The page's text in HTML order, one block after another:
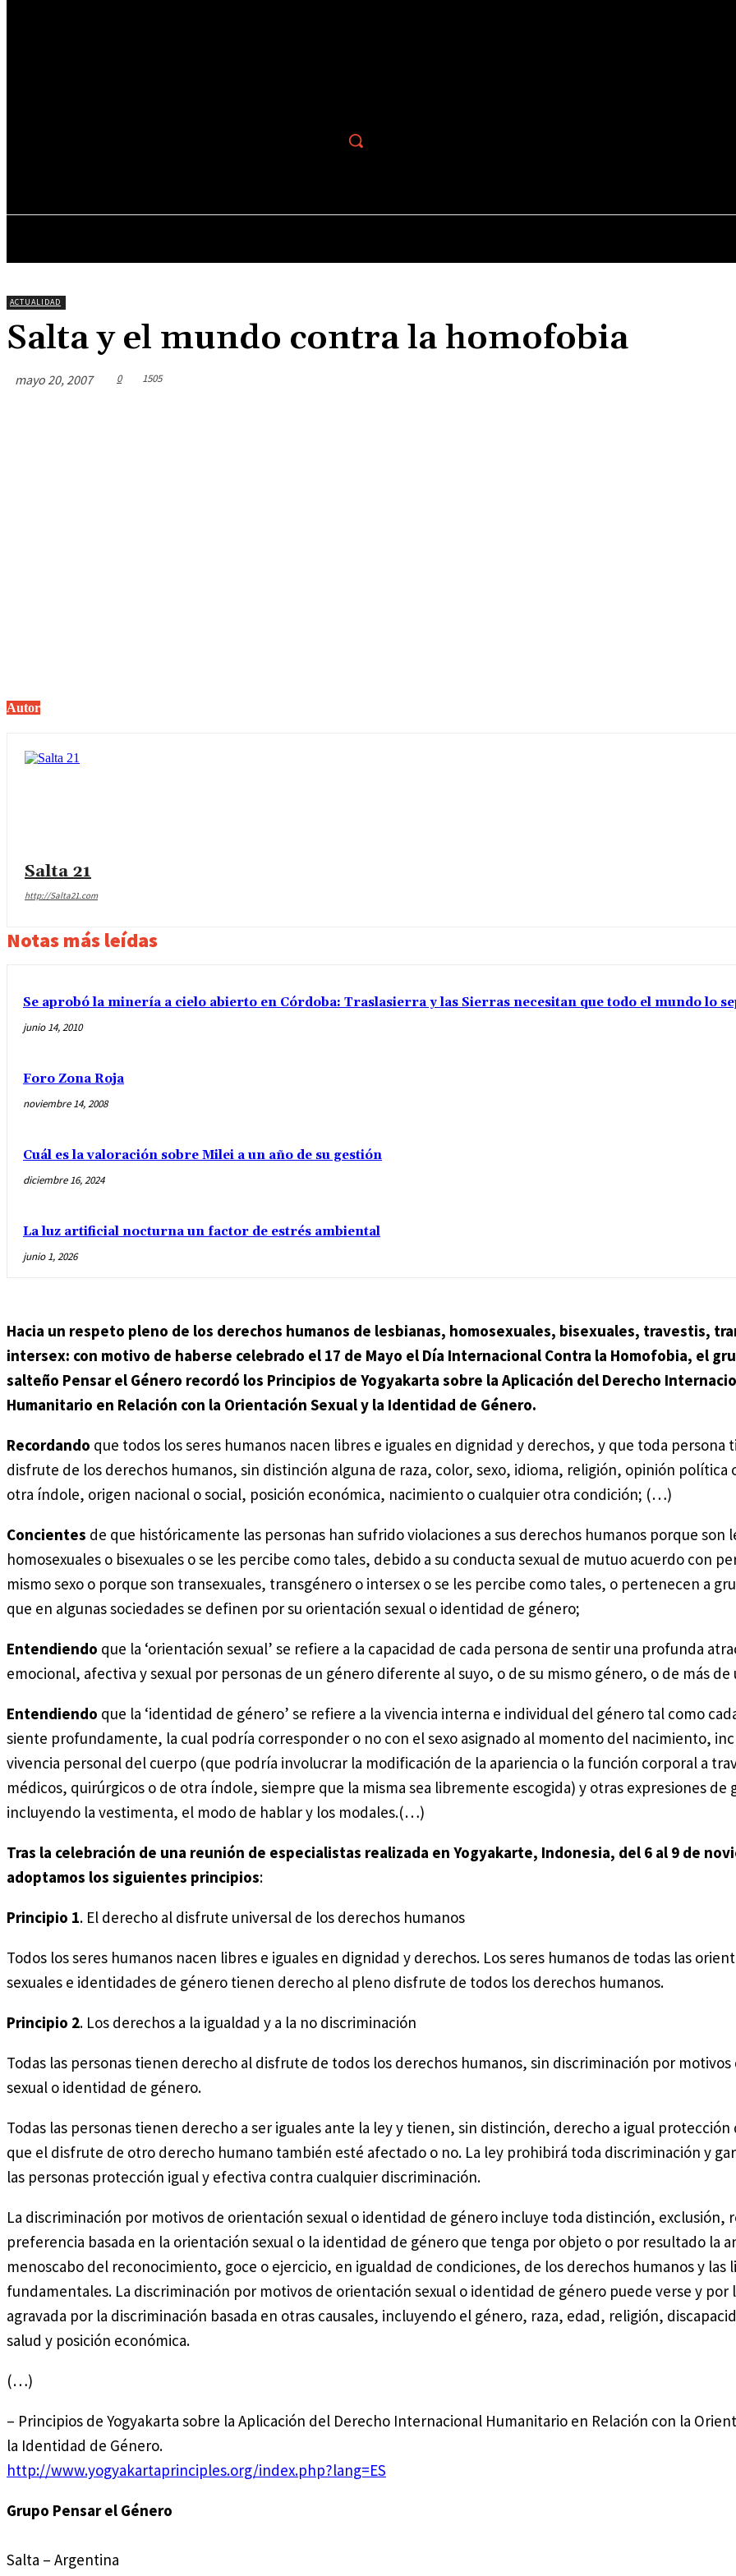
ACTUALIDAD
Salta y el mundo contra la homofobia
mayo 20, 2007 0 1505
Autor
Salta 21
http://Salta21.com
Notas más leídas
Se aprobó la minería a cielo abierto en Córdoba: Traslasierra y las Sierras necesitan que todo el mundo lo
junio 14, 2010
Foro Zona Roja
noviembre 14, 2008
Cuál es la valoración sobre Milei a un año de su gestión
diciembre 16, 2024
La luz artificial nocturna un factor de estrés ambiental
junio 1, 2026
Hacia un respeto pleno de los derechos humanos de lesbianas, homosexuales, bisexuales, travestis,
intersex: con motivo de haberse celebrado el 17 de Mayo el Día Internacional Contra la Homofobia, el
salteño Pensar el Género recordó los Principios de Yogyakarta sobre la Aplicación del Derecho
Humanitario en Relación con la Orientación Sexual y la Identidad de Género.
Recordando que todos los seres humanos nacen libres e iguales en dignidad y derechos, y que toda persona
disfrute de los derechos humanos, sin distinción alguna de raza, color, sexo, idioma, religión, opinión política
otra índole, origen nacional o social, posición económica, nacimiento o cualquier otra condición; (…)
Concientes de que históricamente las personas han sufrido violaciones a sus derechos humanos porque son
homosexuales o bisexuales o se les percibe como tales, debido a su conducta sexual de mutuo acuerdo con
mismo sexo o porque son transexuales, transgénero o intersex o se les percibe como tales, o pertenecen a
que en algunas sociedades se definen por su orientación sexual o identidad de género;
Entendiendo que la ‘orientación sexual’ se refiere a la capacidad de cada persona de sentir una profunda
emocional, afectiva y sexual por personas de un género diferente al suyo, o de su mismo género, o de más de
Entendiendo que la ‘identidad de género’ se refiere a la vivencia interna e individual del género tal como
siente profundamente, la cual podría corresponder o no con el sexo asignado al momento del nacimiento,
vivencia personal del cuerpo (que podría involucrar la modificación de la apariencia o la función corporal a
médicos, quirúrgicos o de otra índole, siempre que la misma sea libremente escogida) y otras expresiones de
incluyendo la vestimenta, el modo de hablar y los modales.(…)
Tras la celebración de una reunión de especialistas realizada en Yogyakarte, Indonesia, del 6 al 9 de
adoptamos los siguientes principios:
Principio 1. El derecho al disfrute universal de los derechos humanos
Todos los seres humanos nacen libres e iguales en dignidad y derechos. Los seres humanos de todas las
sexuales e identidades de género tienen derecho al pleno disfrute de todos los derechos humanos.
Principio 2. Los derechos a la igualdad y a la no discriminación
Todas las personas tienen derecho al disfrute de todos los derechos humanos, sin discriminación por
sexual o identidad de género.
Todas las personas tienen derecho a ser iguales ante la ley y tienen, sin distinción, derecho a igual protección
que el disfrute de otro derecho humano también esté afectado o no. La ley prohibirá toda discriminación y
las personas protección igual y efectiva contra cualquier discriminación.
La discriminación por motivos de orientación sexual o identidad de género incluye toda distinción, exclusión,
preferencia basada en la orientación sexual o la identidad de género que tenga por objeto o por resultado la
menoscabo del reconocimiento, goce o ejercicio, en igualdad de condiciones, de los derechos humanos y las
fundamentales. La discriminación por motivos de orientación sexual o identidad de género puede verse y por
agravada por la discriminación basada en otras causales, incluyendo el género, raza, edad, religión,
salud y posición económica.
(…)
– Principios de Yogyakarta sobre la Aplicación del Derecho Internacional Humanitario en Relación con la
la Identidad de Género.
http://www.yogyakartaprinciples.org/index.php?lang=ES
Grupo Pensar el Género
Salta – Argentina